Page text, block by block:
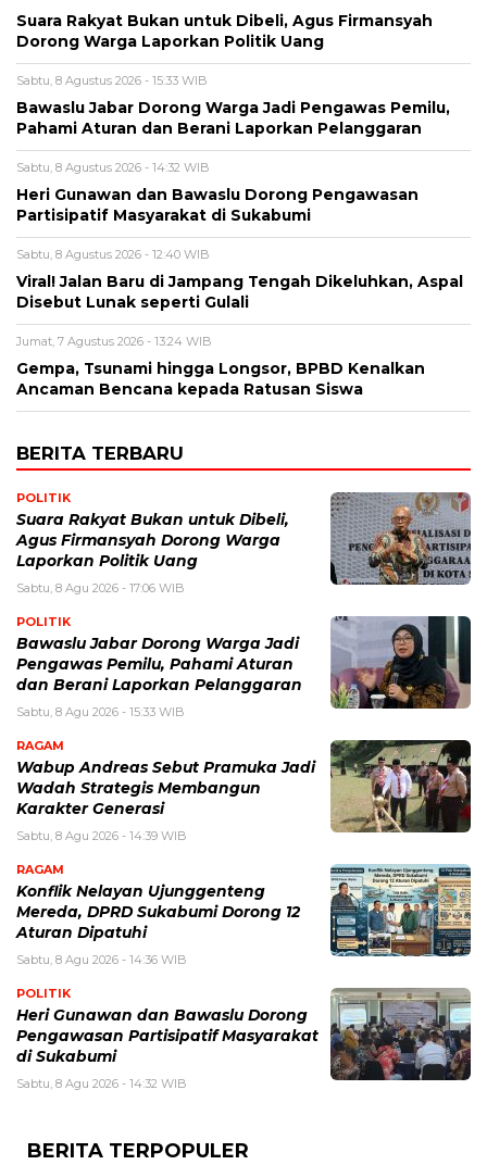
Suara Rakyat Bukan untuk Dibeli, Agus Firmansyah
Dorong Warga Laporkan Politik Uang
Sabtu, 8 Agustus 2026 - 15:33 WIB
Bawaslu Jabar Dorong Warga Jadi Pengawas Pemilu,
Pahami Aturan dan Berani Laporkan Pelanggaran
Sabtu, 8 Agustus 2026 - 14:32 WIB
Heri Gunawan dan Bawaslu Dorong Pengawasan
Partisipatif Masyarakat di Sukabumi
Sabtu, 8 Agustus 2026 - 12:40 WIB
Viral! Jalan Baru di Jampang Tengah Dikeluhkan, Aspal
Disebut Lunak seperti Gulali
Jumat, 7 Agustus 2026 - 13:24 WIB
Gempa, Tsunami hingga Longsor, BPBD Kenalkan
Ancaman Bencana kepada Ratusan Siswa
BERITA TERBARU
POLITIK
Suara Rakyat Bukan untuk Dibeli,
Agus Firmansyah Dorong Warga
Laporkan Politik Uang
Sabtu, 8 Agu 2026 - 17:06 WIB
POLITIK
Bawaslu Jabar Dorong Warga Jadi
Pengawas Pemilu, Pahami Aturan
dan Berani Laporkan Pelanggaran
Sabtu, 8 Agu 2026 - 15:33 WIB
RAGAM
Wabup Andreas Sebut Pramuka Jadi
Wadah Strategis Membangun
Karakter Generasi ‎
Sabtu, 8 Agu 2026 - 14:39 WIB
RAGAM
Konflik Nelayan Ujunggenteng
Mereda, DPRD Sukabumi Dorong 12
Aturan Dipatuhi
Sabtu, 8 Agu 2026 - 14:36 WIB
POLITIK
Heri Gunawan dan Bawaslu Dorong
Pengawasan Partisipatif Masyarakat
di Sukabumi
Sabtu, 8 Agu 2026 - 14:32 WIB
BERITA TERPOPULER